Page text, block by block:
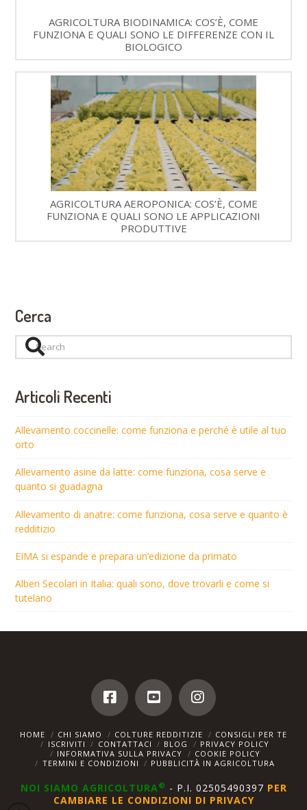
AGRICOLTURA BIODINAMICA: COS’È, COME
FUNZIONA E QUALI SONO LE DIFFERENZE CON IL
BIOLOGICO
AGRICOLTURA AEROPONICA: COS’È, COME
FUNZIONA E QUALI SONO LE APPLICAZIONI
PRODUTTIVE
Cerca
Search
Articoli Recenti
Allevamento coccinelle: come funziona e perché è utile al tuo
orto
Allevamento asine da latte: come funziona, cosa serve e
quanto si guadagna
Allevamento di anatre: come funziona, cosa serve e quanto è
redditizio
EIMA si espande e prepara un’edizione da primato
Alberi Secolari in Italia: quali sono, dove trovarli e come si
tutelano
HOME CHI SIAMO COLTURE REDDITIZIE
CONSIGLI PER TE
ISCRIVITI
CONTATTACI BLOG
PRIVACY POLICY
INFORMATIVA SULLA PRIVACY
COOKIE POLICY
TERMINI E CONDIZIONI
PUBBLICITÀ IN AGRICOLTURA
NOI SIAMO AGRICOLTURA® - P.I. 02505490397 PER
CAMBIARE LE CONDIZIONI DI PRIVACY